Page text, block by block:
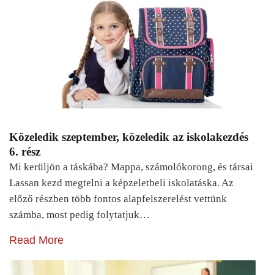
Közeledik szeptember, közeledik az iskolakezdés
6. rész
Mi kerüljön a táskába? Mappa, számolókorong, és társai
Lassan kezd megtelni a képzeletbeli iskolatáska. Az
előző részben több fontos alapfelszerelést vettünk
számba, most pedig folytatjuk…
Read More